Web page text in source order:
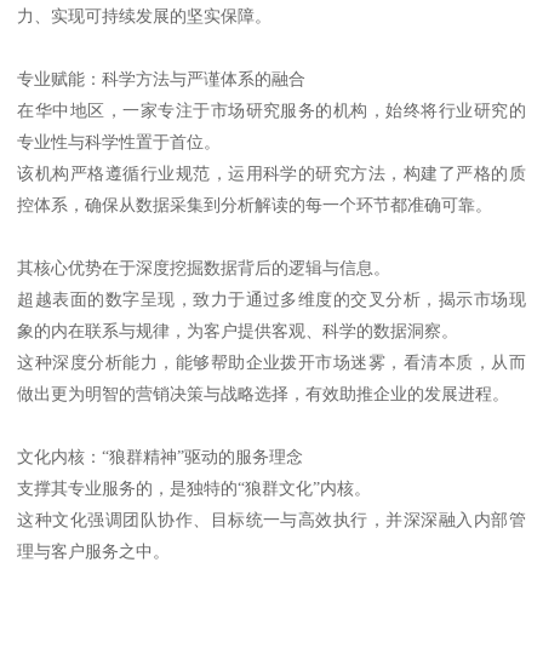
力、实现可持续发展的坚实保障。
专业赋能：科学方法与严谨体系的融合
在华中地区，一家专注于市场研究服务的机构，始终将行业研究的
专业性与科学性置于首位。
该机构严格遵循行业规范，运用科学的研究方法，构建了严格的质
控体系，确保从数据采集到分析解读的每一个环节都准确可靠。
其核心优势在于深度挖掘数据背后的逻辑与信息。
超越表面的数字呈现，致力于通过多维度的交叉分析，揭示市场现
象的内在联系与规律，为客户提供客观、科学的数据洞察。
这种深度分析能力，能够帮助企业拨开市场迷雾，看清本质，从而
做出更为明智的营销决策与战略选择，有效助推企业的发展进程。
文化内核：“狼群精神”驱动的服务理念
支撑其专业服务的，是独特的“狼群文化”内核。
这种文化强调团队协作、目标统一与高效执行，并深深融入内部管
理与客户服务之中。